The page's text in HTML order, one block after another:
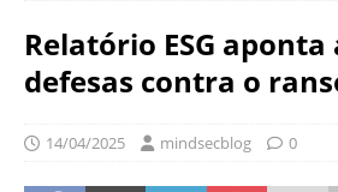
Relatório ESG
defesas contra o
14/04/2025 mindsecblog 0